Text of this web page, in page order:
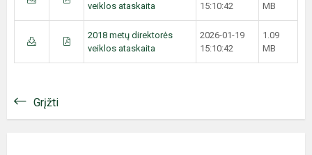
veiklos ataskaita
15:10:42
MB
2018 metų direktorės
veiklos ataskaita
2026-01-19
15:10:42
1.09
MB
Grįžti